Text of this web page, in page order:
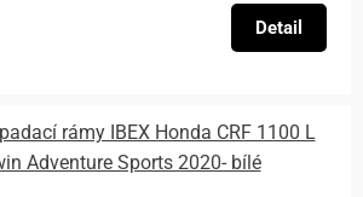
Detail
rámy IBEX Honda CRF 1100 L
Adventure Sports 2020- bílé